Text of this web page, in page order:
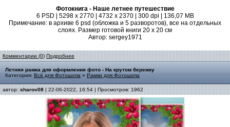
Фотокнига - Наше летнее путешествие
6 PSD | 5298 x 2770 | 4732 x 2370 | 300 dpi | 136,07 MB
Примечание: в архиве 6 psd (обложка и 5 разворотов), все на отдельных
слоях. Размер готовой книги 20 x 20 см
Автор: sergey1971
Комментарии (0) Подробнее
Летняя рамка для оформления фото - На крутом бережку
Категория: Всё для Фотошопа » Рамки для Фотошопа
автор: sharov08 | 22-06-2022, 16:54 | Просмотров: 1962